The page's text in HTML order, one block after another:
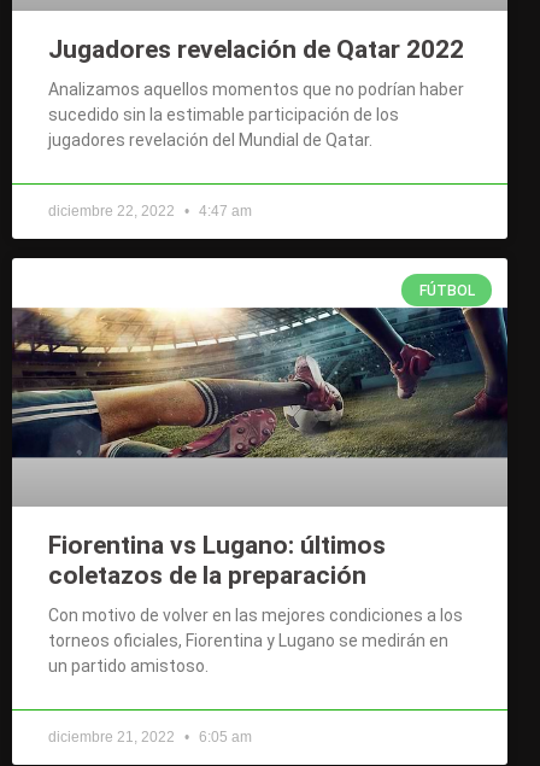
Jugadores revelación de Qatar 2022
Analizamos aquellos momentos que no podrían haber
sucedido sin la estimable participación de los
jugadores revelación del Mundial de Qatar.
diciembre 22, 2022 4:47 am
FÚTBOL
Fiorentina vs Lugano: últimos
coletazos de la preparación
Con motivo de volver en las mejores condiciones a los
torneos oficiales, Fiorentina y Lugano se medirán en
un partido amistoso.
diciembre 21, 2022 6:05 am